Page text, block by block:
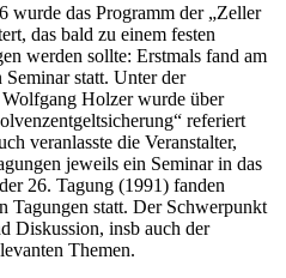
wurde das Programm der „Zeller
das bald zu einem festen
werden sollte: Erstmals fand am
Seminar statt. Unter der
Wolfgang Holzerwurde über
referiert
veranlasste die Veranstalter,
jeweils ein Seminar in das
26. Tagung (1991) fanden
Tagungen statt. Der Schwerpunkt
Diskussion, insb auch der
Themen.